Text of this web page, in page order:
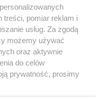
z portali
sięz nami
treści, pomiar reklam i
usług. Za zgodą
możemy używać
oraz aktywnie
do celów
prywatność, prosimy